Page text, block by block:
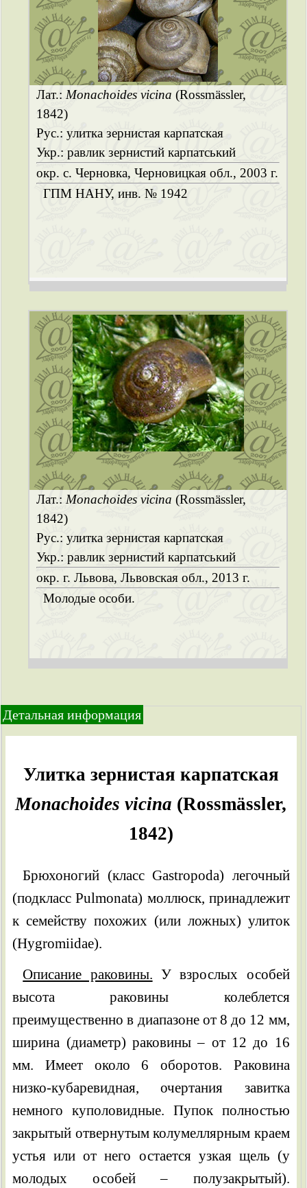
Лат.: Monachoides vicina (Rossmässler,
1842)
Рус.: улитка зернистая карпатская
Укр.: равлик зернистий карпатський
окр. с. Черновка, Черновицкая обл., 2003 г.
ГПМ НАНУ, инв. № 1942
Лат.: Monachoides vicina (Rossmässler,
1842)
Рус.: улитка зернистая карпатская
Укр.: равлик зернистий карпатський
окр. г. Львова, Львовская обл., 2013 г.
Молодые особи.
Детальная информация
Улитка зернистая карпатская
Monachoides vicina (Rossmässler,
1842)
Брюхоногий (класс Gastropoda) легочный
(подкласс Pulmonata) моллюск, принадлежит
к семейству похожих (или ложных) улиток
(Hygromiidae).
Описание раковины. У взрослых особей
высота раковины колеблется
преимущественно в диапазоне от 8 до 12 мм,
ширина (диаметр) раковины – от 12 до 16
мм. Имеет около 6 оборотов. Раковина
низко-кубаревидная, очертания завитка
немного куполовидные. Пупок полностью
закрытый отвернутым колумеллярным краем
устья или от него остается узкая щель (у
молодых особей – полузакрытый).